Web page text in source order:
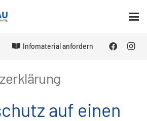
Infomaterial anfordern
auf einen